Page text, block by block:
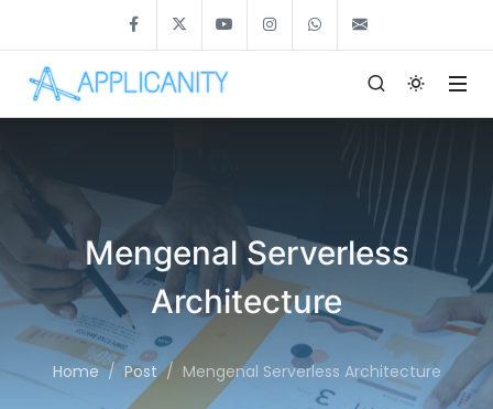
Mengenal Serverless
Architecture
Home Post Mengenal Serverless Architecture